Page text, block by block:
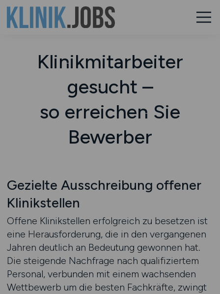
Klinikmitarbeiter
gesucht –
so erreichen Sie
Bewerber
Gezielte Ausschreibung offener
Klinikstellen
Offene Klinikstellen erfolgreich zu besetzen ist
eine Herausforderung, die in den vergangenen
Jahren deutlich an Bedeutung gewonnen hat.
Die steigende Nachfrage nach qualifiziertem
Personal, verbunden mit einem wachsenden
Wettbewerb um die besten Fachkräfte, zwingt